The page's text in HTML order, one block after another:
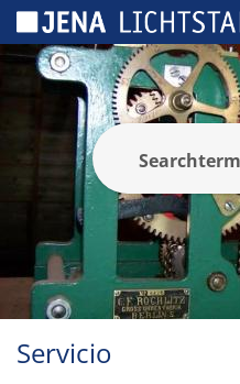
Servicio
Panel de gestión de cookies